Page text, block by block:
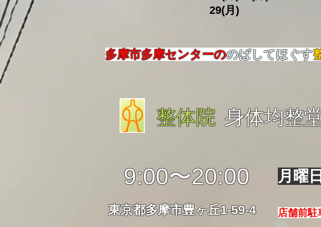
​ 29(月)
多摩市多摩センターののばしてほぐす
整体院 身体均整
9:00〜20:00
東京都多摩市豊ヶ丘1-59-4
月曜
店舗前駐